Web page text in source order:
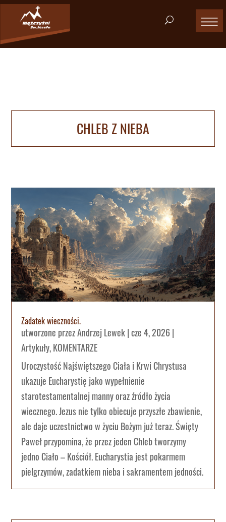
CHLEB Z NIEBA
Zadatek wieczności.
utworzone przezAndrzej Lewek|cze 4, 2026|
Artykuły,KOMENTARZE
Uroczystość Najświętszego Ciała i Krwi Chrystusa
ukazuje Eucharystię jako wypełnienie
starotestamentalnej manny oraz źródło życia
wiecznego. Jezus nie tylko obiecuje przyszłe zbawienie,
ale daje uczestnictwo w życiu Bożym już teraz. Święty
Paweł przypomina, że przez jeden Chleb tworzymy
jedno Ciało – Kościół. Eucharystia jest pokarmem
pielgrzymów, zadatkiem nieba i sakramentem jedności.